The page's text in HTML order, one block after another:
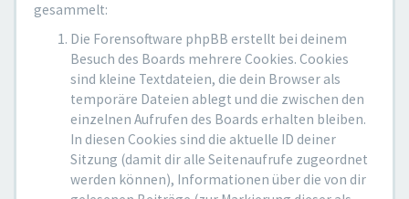
gesammelt:
Die Forensoftware phpBB erstellt bei deinem
Besuch des Boards mehrere Cookies. Cookies
sind kleine Textdateien, die dein Browser als
temporäre Dateien ablegt und die zwischen den
einzelnen Aufrufen des Boards erhalten bleiben.
In diesen Cookies sind die aktuelle ID deiner
Sitzung (damit dir alle Seitenaufrufe zugeordnet
werden können), Informationen über die von dir